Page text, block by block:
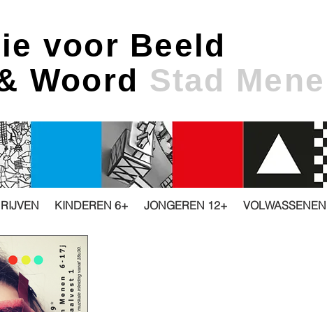
voor Beeld
Woord Stad
KINDEREN 6+ JONGEREN 12+